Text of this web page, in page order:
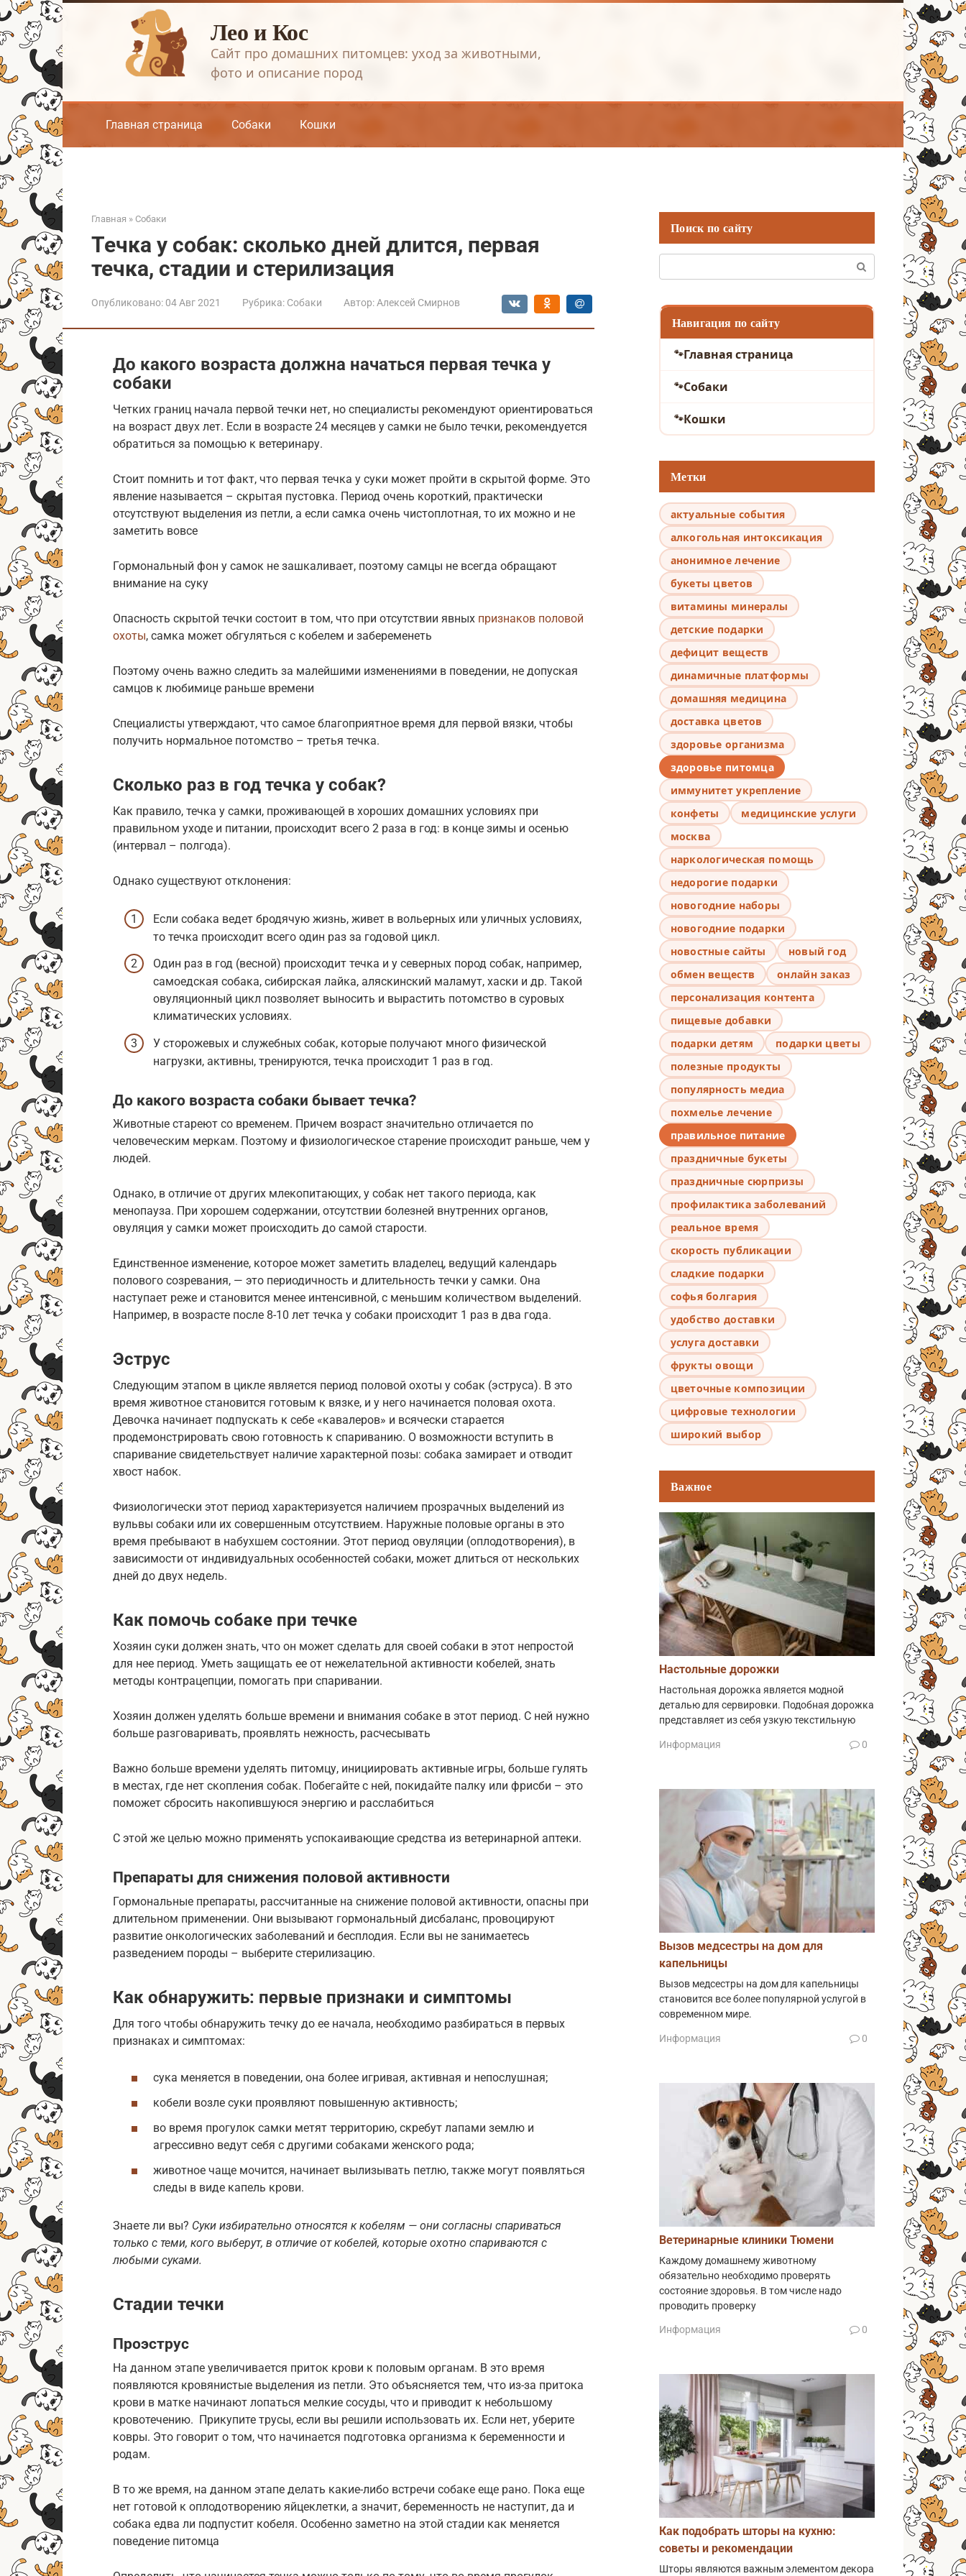
Перейти
к
контенту
Лео и Кос
Сайт про домашних питомцев: уход за животными,
фото и описание пород
Главная страница Собаки Кошки
Главная » Собаки
Течка у собак: сколько дней длится, первая
течка, стадии и стерилизация
Опубликовано: 04 Авг 2021 Рубрика: Собаки Автор: Алексей Смирнов
До какого возраста должна начаться первая течка у
собаки
Четких границ начала первой течки нет, но специалисты рекомендуют ориентироваться
на возраст двух лет. Если в возрасте 24 месяцев у самки не было течки, рекомендуется
обратиться за помощью к ветеринару.
Стоит помнить и тот факт, что первая течка у суки может пройти в скрытой форме. Это
явление называется – скрытая пустовка. Период очень короткий, практически
отсутствуют выделения из петли, а если самка очень чистоплотная, то их можно и не
заметить вовсе
Гормональный фон у самок не зашкаливает, поэтому самцы не всегда обращают
внимание на суку
Опасность скрытой течки состоит в том, что при отсутствии явных признаков половой
охоты, самка может обгуляться с кобелем и забеременеть
Поэтому очень важно следить за малейшими изменениями в поведении, не допуская
самцов к любимице раньше времени
Специалисты утверждают, что самое благоприятное время для первой вязки, чтобы
получить нормальное потомство – третья течка.
Сколько раз в год течка у собак?
Как правило, течка у самки, проживающей в хороших домашних условиях при
правильном уходе и питании, происходит всего 2 раза в год: в конце зимы и осенью
(интервал – полгода).
Однако существуют отклонения:
Если собака ведет бродячую жизнь, живет в вольерных или уличных условиях,
то течка происходит всего один раз за годовой цикл.
Один раз в год (весной) происходит течка и у северных пород собак, например,
самоедская собака, сибирская лайка, аляскинский маламут, хаски и др. Такой
овуляционный цикл позволяет выносить и вырастить потомство в суровых
климатических условиях.
У сторожевых и служебных собак, которые получают много физической
нагрузки, активны, тренируются, течка происходит 1 раз в год.
До какого возраста собаки бывает течка?
Животные стареют со временем. Причем возраст значительно отличается по
человеческим меркам. Поэтому и физиологическое старение происходит раньше, чем у
людей.
Однако, в отличие от других млекопитающих, у собак нет такого периода, как
менопауза. При хорошем содержании, отсутствии болезней внутренних органов,
овуляция у самки может происходить до самой старости.
Единственное изменение, которое может заметить владелец, ведущий календарь
полового созревания, — это периодичность и длительность течки у самки. Она
наступает реже и становится менее интенсивной, с меньшим количеством выделений.
Например, в возрасте после 8-10 лет течка у собаки происходит 1 раз в два года.
Эструс
Следующим этапом в цикле является период половой охоты у собак (эструса). В это
время животное становится готовым к вязке, и у него начинается половая охота.
Девочка начинает подпускать к себе «кавалеров» и всячески старается
продемонстрировать свою готовность к спариванию. О возможности вступить в
спаривание свидетельствует наличие характерной позы: собака замирает и отводит
хвост набок.
Физиологически этот период характеризуется наличием прозрачных выделений из
вульвы собаки или их совершенным отсутствием. Наружные половые органы в это
время пребывают в набухшем состоянии. Этот период овуляции (оплодотворения), в
зависимости от индивидуальных особенностей собаки, может длиться от нескольких
дней до двух недель.
Как помочь собаке при течке
Хозяин суки должен знать, что он может сделать для своей собаки в этот непростой
для нее период. Уметь защищать ее от нежелательной активности кобелей, знать
методы контрацепции, помогать при спаривании.
Хозяин должен уделять больше времени и внимания собаке в этот период. С ней нужно
больше разговаривать, проявлять нежность, расчесывать
Важно больше времени уделять питомцу, инициировать активные игры, больше гулять
в местах, где нет скопления собак. Побегайте с ней, покидайте палку или фрисби – это
поможет сбросить накопившуюся энергию и расслабиться
С этой же целью можно применять успокаивающие средства из ветеринарной аптеки.
Препараты для снижения половой активности
Гормональные препараты, рассчитанные на снижение половой активности, опасны при
длительном применении. Они вызывают гормональный дисбаланс, провоцируют
развитие онкологических заболеваний и бесплодия. Если вы не занимаетесь
разведением породы – выберите стерилизацию.
Как обнаружить: первые признаки и симптомы
Для того чтобы обнаружить течку до ее начала, необходимо разбираться в первых
признаках и симптомах:
сука меняется в поведении, она более игривая, активная и непослушная;
кобели возле суки проявляют повышенную активность;
во время прогулок самки метят территорию, скребут лапами землю и
агрессивно ведут себя с другими собаками женского рода;
животное чаще мочится, начинает вылизывать петлю, также могут появляться
следы в виде капель крови.
Знаете ли вы? Суки избирательно относятся к кобелям — они согласны спариваться
только с теми, кого выберут, в отличие от кобелей, которые охотно спариваются с
любыми суками.
Стадии течки
Проэструс
На данном этапе увеличивается приток крови к половым органам. В это время
появляются кровянистые выделения из петли. Это объясняется тем, что из-за притока
крови в матке начинают лопаться мелкие сосуды, что и приводит к небольшому
кровотечению. Прикупите трусы, если вы решили использовать их. Если нет, уберите
ковры. Это говорит о том, что начинается подготовка организма к беременности и
родам.
В то же время, на данном этапе делать какие-либо встречи собаке еще рано. Пока еще
нет готовой к оплодотворению яйцеклетки, а значит, беременность не наступит, да и
собака едва ли подпустит кобеля. Особенно заметно на этой стадии как меняется
поведение питомца
Поиск по сайту
Навигация по сайту
Главная страница
Собаки
Кошки
Метки
актуальные события
алкогольная интоксикация
анонимное лечение
букеты цветов
витамины минералы
детские подарки
дефицит веществ
динамичные платформы
домашняя медицина
доставка цветов
здоровье организма
здоровье питомца
иммунитет укрепление
конфеты
медицинские услуги
москва
наркологическая помощь
недорогие подарки
новогодние наборы
новогодние подарки
новостные сайты
новый год
обмен веществ
онлайн заказ
персонализация контента
пищевые добавки
подарки детям
подарки цветы
полезные продукты
популярность медиа
похмелье лечение
правильное питание
праздничные букеты
праздничные сюрпризы
профилактика заболеваний
реальное время
скорость публикации
сладкие подарки
софья болгария
удобство доставки
услуга доставки
фрукты овощи
цветочные композиции
цифровые технологии
широкий выбор
Важное
Настольные дорожки
Настольная дорожка является модной
деталью для сервировки. Подобная дорожка
представляет из себя узкую текстильную
Информация 0
Вызов медсестры на дом для
капельницы
Вызов медсестры на дом для капельницы
становится все более популярной услугой в
современном мире.
Информация 0
Ветеринарные клиники Тюмени
Каждому домашнему животному
обязательно необходимо проверять
состояние здоровья. В том числе надо
проводить проверку
Информация 0
Как подобрать шторы на кухню:
советы и рекомендации
Шторы являются важным элементом декора